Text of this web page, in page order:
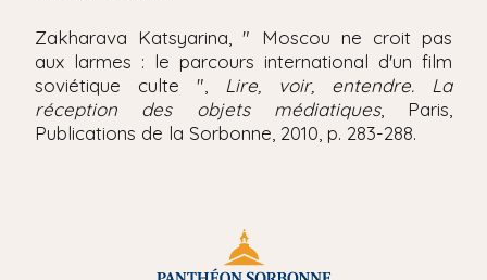
Zakharava Katsyarina, " Moscou ne croit pas
aux larmes : le parcours international d'un film
soviétique culte ", Lire, voir, entendre. La
réception des objets médiatiques, Paris,
Publications de la Sorbonne, 2010, p. 283-288.